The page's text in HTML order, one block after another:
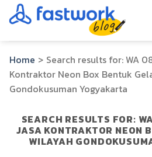
Skip
to
Home > Search results for:WA
Kontraktor Neon Box Bentuk
Gondokusuman Yogyakarta
SEARCH RESULTS FOR:
JASA KONTRAKTOR NEON
WILAYAH